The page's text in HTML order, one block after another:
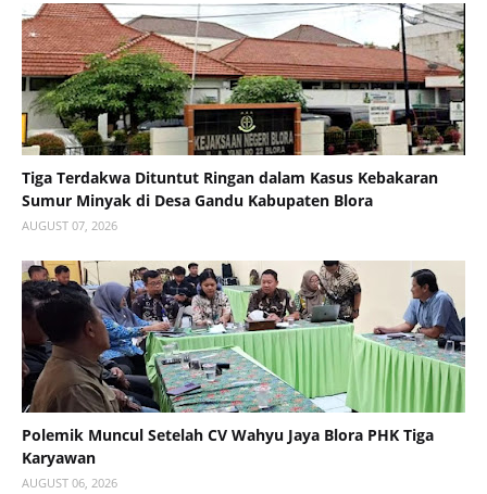
Tiga Terdakwa Dituntut Ringan dalam Kasus Kebakaran
Sumur Minyak di Desa Gandu Kabupaten Blora
AUGUST 07, 2026
Polemik Muncul Setelah CV Wahyu Jaya Blora PHK Tiga
Karyawan
AUGUST 06, 2026